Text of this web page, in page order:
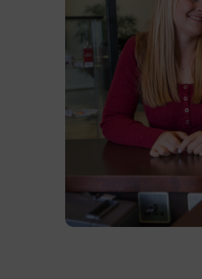
Terminübersicht